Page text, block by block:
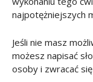
najpotężniejszych
Jeśli nie masz
możesz napisać
osoby i zwracać